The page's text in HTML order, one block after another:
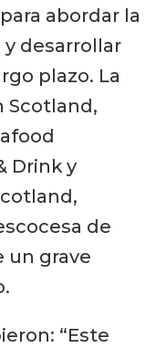
abordar la
y desarrollar
plazo. La
Scotland,
Drink y
de
un grave
“Este